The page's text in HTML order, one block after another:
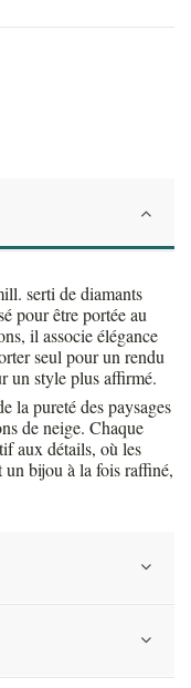
serti de diamants
pour être portée au
il associe élégance
seul pour un rendu
un style plus affirmé.
la pureté des paysages
de neige. Chaque
aux détails, où les
un bijou à la fois raffiné,